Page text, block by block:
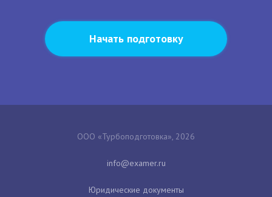
Начать подготовку
ООО «Турбоподготовка», 2026
Юридические документы